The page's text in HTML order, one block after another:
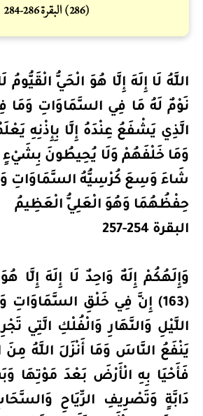
اللَّهُ لَا إِلَهَ إِلَّا هُوَ الْحَيُّ الْقَيُّومُ
نَوْمٌ لَهُ مَا فِي السَّمَاوَاتِ وَمَا
الَّذِي يَشْفَعُ عِنْدَهُ إِلَّا بِإِذْنِهِ
وَمَا خَلْفَهُمْ وَلَا يُحِيطُونَ بِشَيْءٍ
شَاءَ وَسِعَ كُرْسِيُّهُ السَّمَاوَاتِ
حِفْظُهُمَا وَهُوَ الْعَلِيُّ الْعَظِيمُ
البقرة 254-257
وَإِلَهُكُمْ إِلَهٌ وَاحِدٌ لَا إِلَهَ إِلَّا
(163) إِنَّ فِي خَلْقِ السَّمَاوَاتِ
اللَّيْلِ وَالنَّهَارِ وَالْفُلْكِ الَّتِي
يَنْفَعُ النَّاسَ وَمَا أَنْزَلَ اللَّهُ
فَأَحْيَا بِهِ الْأَرْضَ بَعْدَ مَوْتِهَا
دَابَّةٍ وَتَصْرِيفِ الرِّيَاحِ